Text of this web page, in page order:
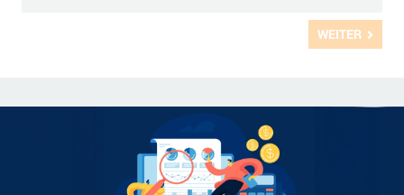
WEITER